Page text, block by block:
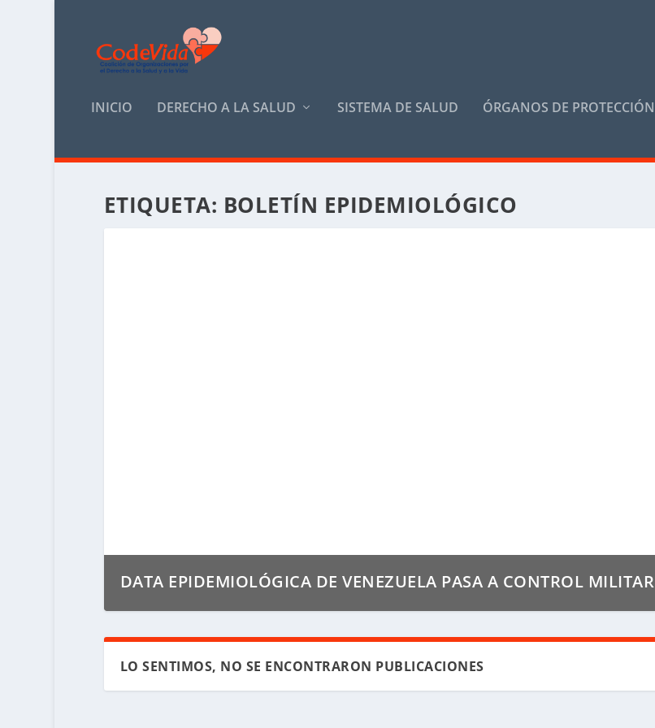
INICIO DERECHO A LA SALUD SISTEMA DE SALUD ÓRGANOS DE PROTECCIÓN
ETIQUETA: BOLETÍN EPIDEMIOLÓGICO
DATA EPIDEMIOLÓGICA DE VENEZUELA PASA A CONTROL MILITAR
LO SENTIMOS, NO SE ENCONTRARON PUBLICACIONES